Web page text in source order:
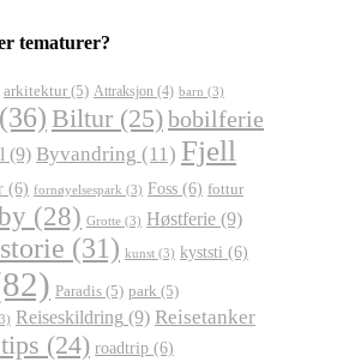
tematurer?
arkitektur (5) Attraksjon (4) barn (3)
(36) Biltur (25)bobilferie
(9) Byvandring (11) Fjell
(6) fornøyelsespark (3) Foss (6) fottur
(28) Grotte (3) Høstferie (9)
(31) kunst (3) kyststi (6)
Paradis (5) park (5)
Reiseskildring (9) Reisetanker
(24) roadtrip (6)